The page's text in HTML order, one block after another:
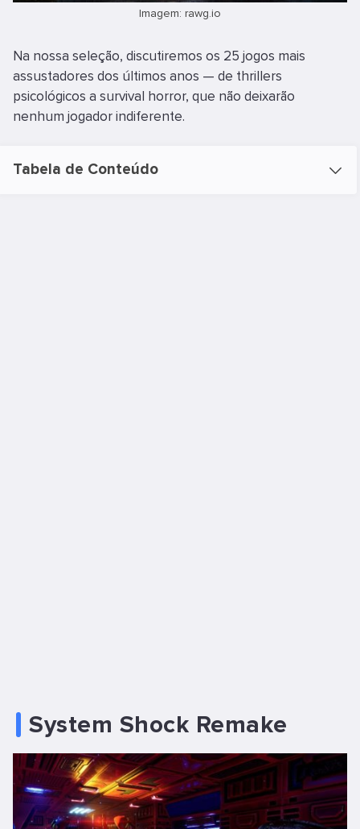
Imagem: rawg.io
Na nossa seleção, discutiremos os 25 jogos mais
assustadores dos últimos anos — de thrillers
psicológicos a survival horror, que não deixarão
nenhum jogador indiferente.
Tabela de Conteúdo
System Shock Remake